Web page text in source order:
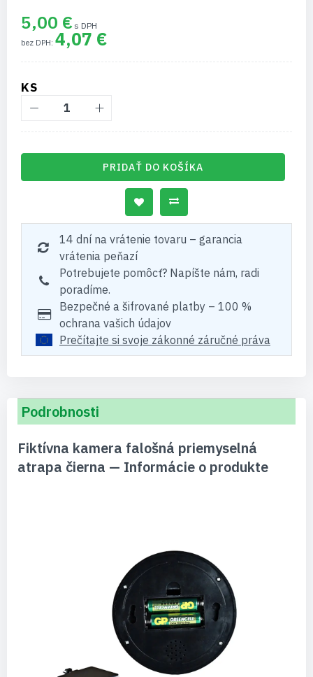
5,00 €
4,07 €
KS
PRIDAŤ DO KOŠÍKA
14 dní na vrátenie tovaru – garancia
vrátenia peňazí
Potrebujete pomôcť? Napíšte nám, radi
poradíme.
Bezpečné a šifrované platby – 100 %
ochrana vašich údajov
Prečítajte si svoje zákonné záručné práva
Podrobnosti
Fiktívna kamera falošná priemyselná
atrapa čierna — Informácie o produkte